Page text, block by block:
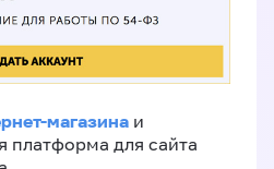
магазина и
платформа для сайта